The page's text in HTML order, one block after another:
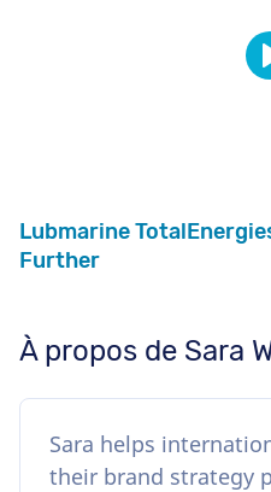
Lubmarine
Further
À propos de Sara
Sara helps
their brand strategy